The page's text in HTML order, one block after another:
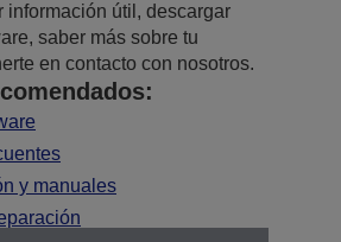
información útil, descargar
saber más sobre tu
en contacto con nosotros.
y manuales